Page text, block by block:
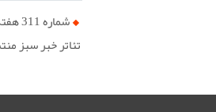
تئاتر خبر سبز